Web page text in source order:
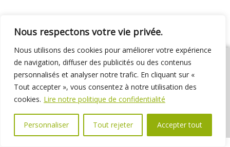
Nous respectons votre vie privée.
Nous utilisons des cookies pour améliorer votre expérience
de navigation, diffuser des publicités ou des contenus
personnalisés et analyser notre trafic. En cliquant sur «
Tout accepter », vous consentez à notre utilisation des
cookies. Lire notre politique de confidentialité
Personnaliser Tout rejeter Accepter tout
01 69 31 72 10 01 69 31 37 31
Nous contacter
Espace élus
Marchés publics Délibérations